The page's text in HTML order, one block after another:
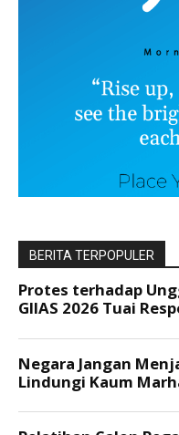
BERITA TERPOPULER